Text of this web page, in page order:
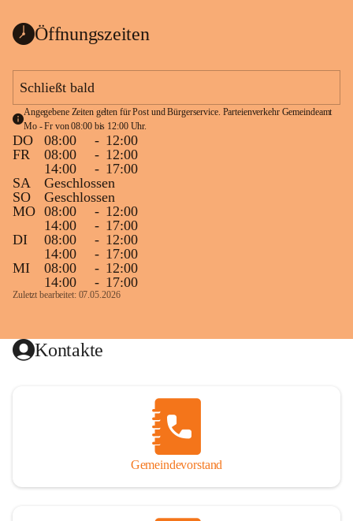
Öffnungszeiten
Schließt bald
Angegebene Zeiten gelten für Post und Bürgerservice. Parteienverkehr Gemeindeamt
Mo - Fr von 08:00 bis 12:00 Uhr.
DO 08:00 - 12:00
FR
08:00 - 12:00
14:00
- 17:00
SA
Geschlossen
SO
Geschlossen
MO 08:00 - 12:00
14:00
- 17:00
DI
08:00 - 12:00
14:00
- 17:00
MI
08:00 - 12:00
14:00
- 17:00
Zuletzt bearbeitet: 07.05.2026
Kontakte
Gemeindevorstand